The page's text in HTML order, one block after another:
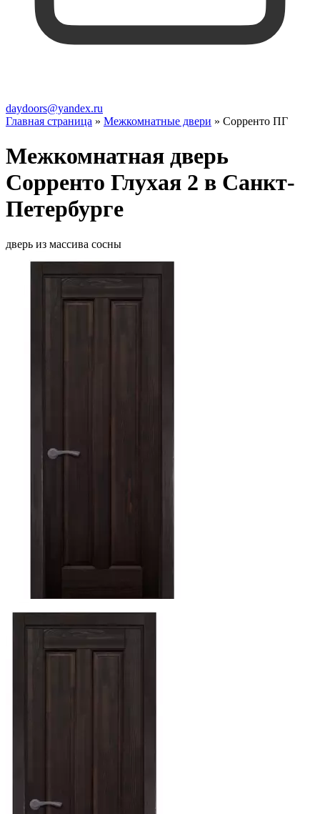
daydoors@yandex.ru
Главная страница » Межкомнатные двери » Сорренто ПГ
Межкомнатная дверь
Сорренто Глухая 2 в Санкт-
Петербурге
дверь из массива сосны